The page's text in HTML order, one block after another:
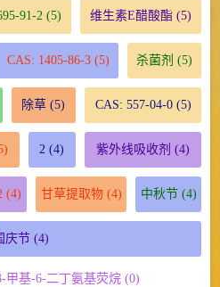
91-2 (5) 维生素E醋酸酯 (5)
CAS: 1405-86-3(5) 杀菌剂 (5)
除草 (5) CAS: 557-04-0(5)
2 (4) 紫外线吸收剂 (4)
(4) 甘草提取物(4) 中秋节(4)
庆节(4)
甲基-6-二丁氨基荧烷 (0)